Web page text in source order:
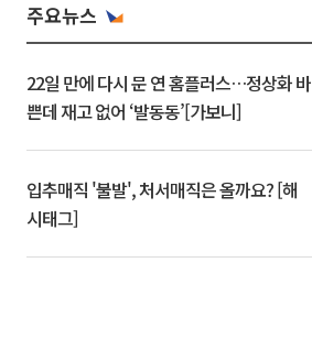
주요뉴스
22일 만에 다시 문 연 홈플러스…정상화 바
쁜데 재고 없어 ‘발동동’[가보니]
입추매직 '불발', 처서매직은 올까요? [해
시태그]